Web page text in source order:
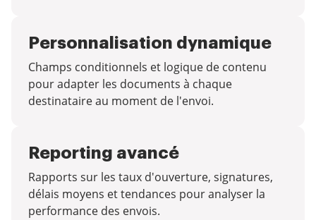
Personnalisation dynamique
Champs conditionnels et logique de contenu
pour adapter les documents à chaque
destinataire au moment de l'envoi.
Reporting avancé
Rapports sur les taux d'ouverture, signatures,
délais moyens et tendances pour analyser la
performance des envois.